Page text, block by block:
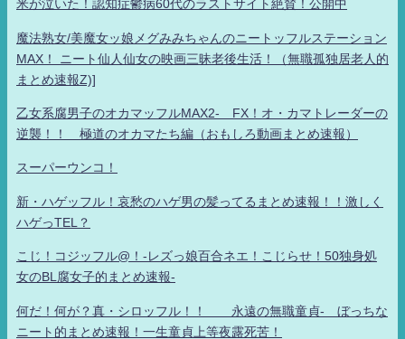
米が泣いた！認知症鬱病60代のラストサイト絶賛！公開中
魔法熟女/美魔女ッ娘メグみみちゃんのニートッフルステーション
MAX！ ニート仙人仙女の映画三昧老後生活！（無職孤独居老人的
まとめ速報Z)]
乙女系腐男子のオカマッフルMAX2- FX！オ・カマトレーダーの
逆襲！！ 極道のオカマたち編（おもしろ動画まとめ速報）
スーパーウンコ！
新・ハゲッフル！哀愁のハゲ男の髪ってるまとめ速報！！激しく
ハゲっTEL？
こじ！コジッフル@！-レズっ娘百合ネエ！こじらせ！50独身処
女のBL腐女子的まとめ速報-
何だ！何が？真・シロッフル！！ 永遠の無職童貞- ぼっちな
ニート的まとめ速報！一生童貞上等夜露死苦！